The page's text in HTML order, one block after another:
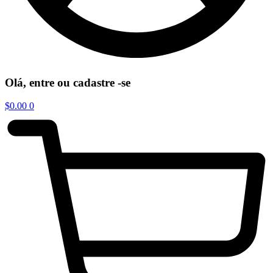
Olá, entre ou cadastre -se
$0.00 0